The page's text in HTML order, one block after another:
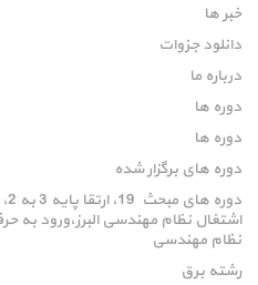
خبر ها
دانلود جزوات
درباره ما
دوره ها
دوره ها
دوره های برگزار شده
نظام مهندسی
رشته برق